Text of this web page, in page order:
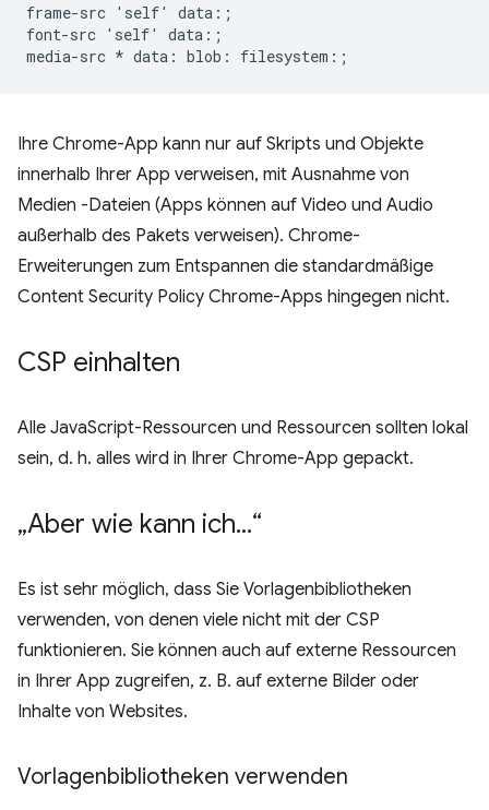
frame-src 'self' data:;
font-src 'self' data:;
Ihre Chrome-App kann nur auf Skripts und Objekte
innerhalb Ihrer App verweisen, mit Ausnahme von
Medien -Dateien (Apps können auf Video und Audio
außerhalb des Pakets verweisen). Chrome-
Erweiterungen zum Entspannen die standardmäßige
Content Security Policy Chrome-Apps hingegen nicht.
CSP einhalten
Alle JavaScript-Ressourcen und Ressourcen sollten lokal
sein, d. h. alles wird in Ihrer Chrome-App gepackt.
„Aber wie kann ich...“
Es ist sehr möglich, dass Sie Vorlagenbibliotheken
verwenden, von denen viele nicht mit der CSP
funktionieren. Sie können auch auf externe Ressourcen
in Ihrer App zugreifen, z. B. auf externe Bilder oder
Inhalte von Websites.
Vorlagenbibliotheken verwenden